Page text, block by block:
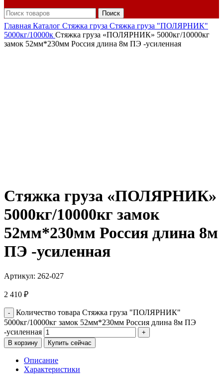
Поиск
Главная Каталог Стяжка груза Стяжка груза "ПОЛЯРНИК"
5000кг/10000к Стяжка груза «ПОЛЯРНИК» 5000кг/10000кг
замок 52мм*230мм Россия длина 8м ПЭ -усиленная
Стяжка груза «ПОЛЯРНИК»
5000кг/10000кг замок
52мм*230мм Россия длина 8м
ПЭ -усиленная
Артикул: 262-027
2 410 ₽
Количество товара Стяжка груза "ПОЛЯРНИК"
5000кг/10000кг замок 52мм*230мм Россия длина 8м ПЭ
-усиленная
В корзину Купить сейчас
Описание
Характеристики